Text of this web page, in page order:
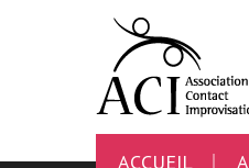
ACCUEIL